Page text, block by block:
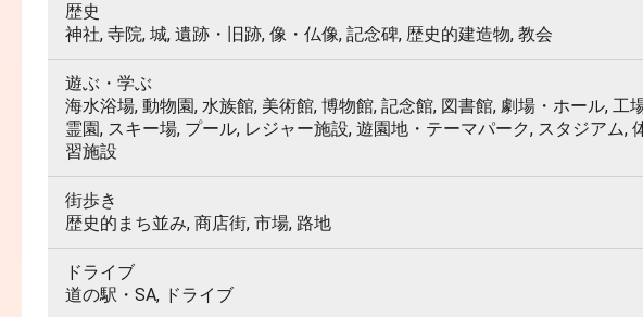
歴史
神社, 寺院, 城, 遺跡・旧跡, 像・仏像, 記念碑, 歴史的建造物, 教会
遊ぶ・学ぶ
海水浴場, 動物園, 水族館, 美術館, 博物館, 記念館, 図書館, 劇場・ホール, 工
霊園, スキー場, プール, レジャー施設, 遊園地・テーマパーク, スタジアム,
習施設
街歩き
歴史的まち並み, 商店街, 市場, 路地
ドライブ
道の駅・SA, ドライブ